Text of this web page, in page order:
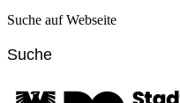
Suche auf Webseite